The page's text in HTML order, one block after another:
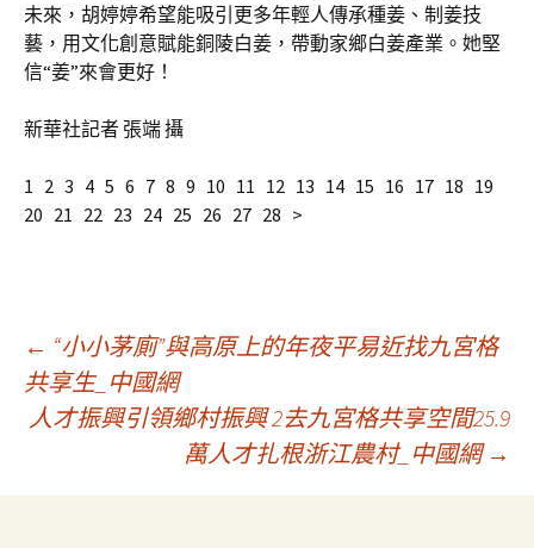
未來，胡婷婷希望能吸引更多年輕人傳承種姜、制姜技
藝，用文化創意賦能銅陵白姜，帶動家鄉白姜產業。她堅
信“姜”來會更好！
新華社記者 張端 攝
1 2 3 4 5 6 7 8 9 10 11 12 13 14 15 16 17 18 19
20 21 22 23 24 25 26 27 28 >
文
章
導
← “小小茅廁”與高原上的年夜平易近找九宮格
共享生_中國網
人才振興引領鄉村振興 2去九宮格共享空間25.9
萬人才扎根浙江農村_中國網 →